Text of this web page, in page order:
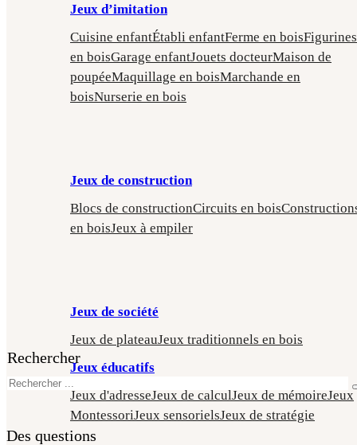
Rechercher
Des questions
Jeux d’imitation
Cuisine enfantÉtabli enfantFerme en boisFigurines
en boisGarage enfantJouets docteurMaison de
poupéeMaquillage en boisMarchande en
boisNurserie en bois
Jeux de construction
Blocs de constructionCircuits en bois
en boisJeux à empiler
Jeux de société
Jeux de plateauJeux traditionnels en bois
Jeux éducatifs
Jeux d'adresseJeux de calculJeux de mémoireJeux
MontessoriJeux sensorielsJeux de stratégie